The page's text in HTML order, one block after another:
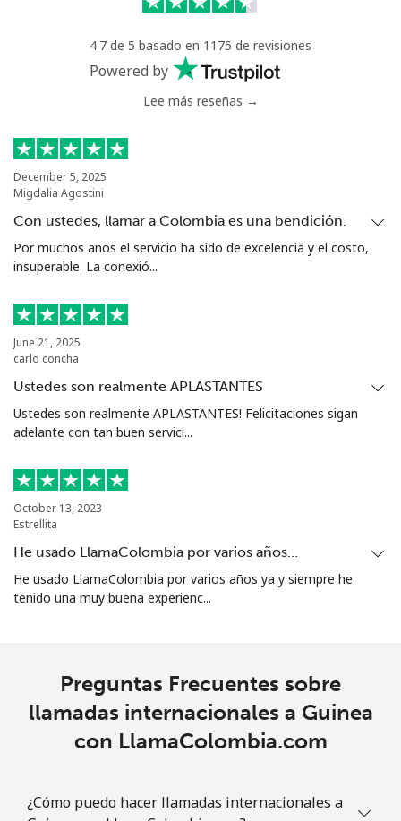
4.7 de 5 basado en 1175 de revisiones
Powered by
Lee más reseñas →
December 5, 2025
Migdalia Agostini
Con ustedes, llamar a Colombia es una bendición.
Por muchos años el servicio ha sido de excelencia y el costo,
insuperable. La conexió...
June 21, 2025
carlo concha
Ustedes son realmente APLASTANTES
Ustedes son realmente APLASTANTES! Felicitaciones sigan
adelante con tan buen servici...
October 13, 2023
Estrellita
He usado LlamaColombia por varios años…
He usado LlamaColombia por varios años ya y siempre he
tenido una muy buena experienc...
Preguntas Frecuentes sobre
llamadas internacionales a Guinea
con LlamaColombia.com
¿Cómo puedo hacer llamadas internacionales a